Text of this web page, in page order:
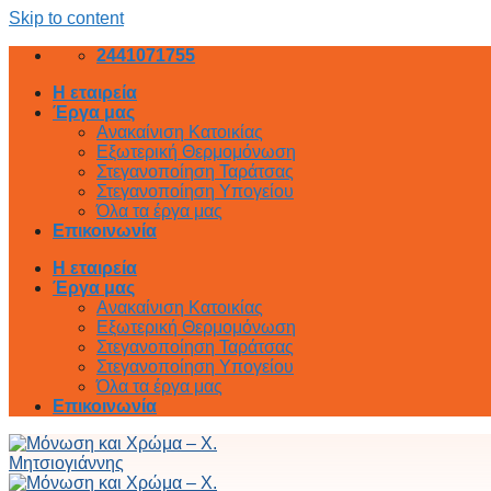
Skip to content
2441071755
Η εταιρεία
Έργα μας
Ανακαίνιση Κατοικίας
Εξωτερική Θερμομόνωση
Στεγανοποίηση Ταράτσας
Στεγανοποίηση Υπογείου
Όλα τα έργα μας
Επικοινωνία
Η εταιρεία
Έργα μας
Ανακαίνιση Κατοικίας
Εξωτερική Θερμομόνωση
Στεγανοποίηση Ταράτσας
Στεγανοποίηση Υπογείου
Όλα τα έργα μας
Επικοινωνία